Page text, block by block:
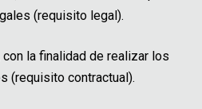
(requisito legal).
la finalidad de realizar los
(requisito contractual).